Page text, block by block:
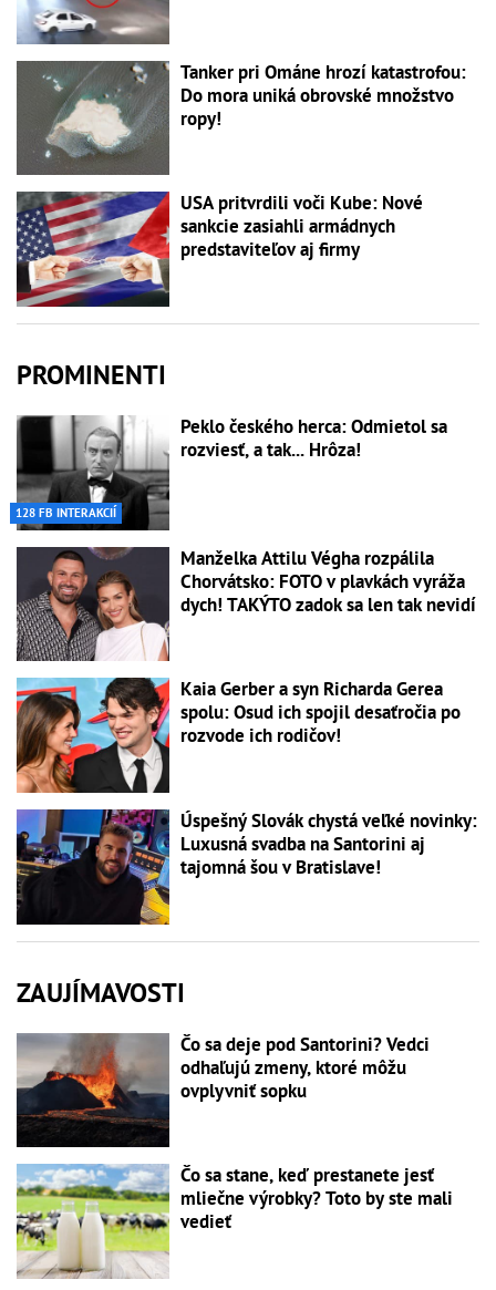
Tanker pri Ománe hrozí katastrofou:
Do mora uniká obrovské množstvo
ropy!
USA pritvrdili voči Kube: Nové
sankcie zasiahli armádnych
predstaviteľov aj firmy
PROMINENTI
128 FB INTERAKCIÍ
Peklo českého herca: Odmietol sa
rozviesť, a tak... Hrôza!
Manželka Attilu Végha rozpálila
Chorvátsko: FOTO v plavkách vyráža
dych! TAKÝTO zadok sa len tak nevidí
Kaia Gerber a syn Richarda Gerea
spolu: Osud ich spojil desaťročia po
rozvode ich rodičov!
Úspešný Slovák chystá veľké novinky:
Luxusná svadba na Santorini aj
tajomná šou v Bratislave!
ZAUJÍMAVOSTI
Čo sa deje pod Santorini? Vedci
odhaľujú zmeny, ktoré môžu
ovplyvniť sopku
Čo sa stane, keď prestanete jesť
mliečne výrobky? Toto by ste mali
vedieť